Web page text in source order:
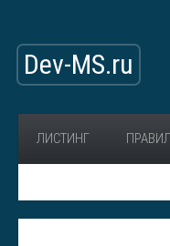
Dev-MS.ru
ЛИСТИНГ